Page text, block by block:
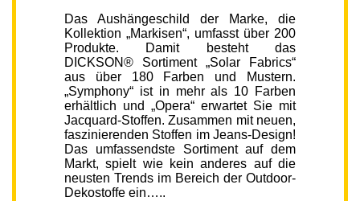
Das Aushängeschild der Marke, die
Kollektion „Markisen“, umfasst über 200
Produkte. Damit besteht das
DICKSON® Sortiment „Solar Fabrics“
aus über 180 Farben und Mustern.
„Symphony“ ist in mehr als 10 Farben
erhältlich und „Opera“ erwartet Sie mit
Jacquard-Stoffen. Zusammen mit neuen,
faszinierenden Stoffen im Jeans-Design!
Das umfassendste Sortiment auf dem
Markt, spielt wie kein anderes auf die
neusten Trends im Bereich der Outdoor-
Dekostoffe ein…..